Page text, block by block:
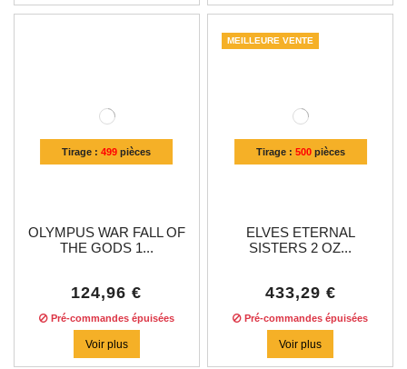
Tirage :499 pièces
OLYMPUS WAR FALL OF
THE GODS 1...
124,96 €
Pré-commandes épuisées
Voir plus
Tirage : 500pièces
MEILLEURE VENTE
ELVES ETERNAL
SISTERS 2 OZ...
433,29 €
Pré-commandes épuisées
Voir plus